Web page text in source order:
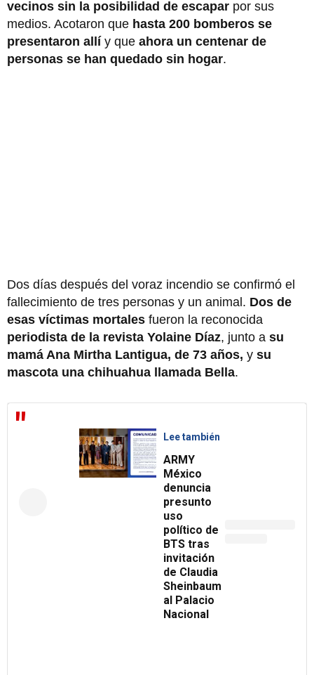
vecinos sin la posibilidad de escapar por sus
medios. Acotaron que hasta 200 bomberos se
presentaron allí y que ahora un centenar de
personas se han quedado sin hogar.
Dos días después del voraz incendio se confirmó el
fallecimiento de tres personas y un animal. Dos de
esas víctimas mortales fueron la reconocida
periodista de la revista Yolaine Díaz, junto a su
mamá Ana Mirtha Lantigua, de 73 años, y su
mascota una chihuahua llamada Bella.
Lee también
ARMY
México
denuncia
presunto
uso
político de
BTS tras
invitación
de Claudia
Sheinbaum
al Palacio
Nacional